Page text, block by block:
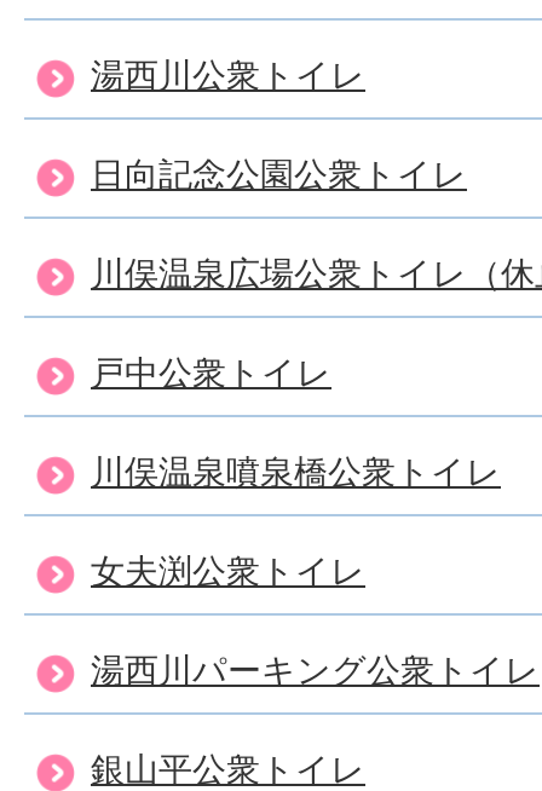
湯西川公衆トイレ
日向記念公園公衆トイレ
川俣温泉広場公衆トイレ（
戸中公衆トイレ
川俣温泉噴泉橋公衆トイレ
女夫渕公衆トイレ
湯西川パーキング公衆トイレ
銀山平公衆トイレ